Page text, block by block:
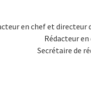
en chef et directeur
Rédacteur
Secrétaire de